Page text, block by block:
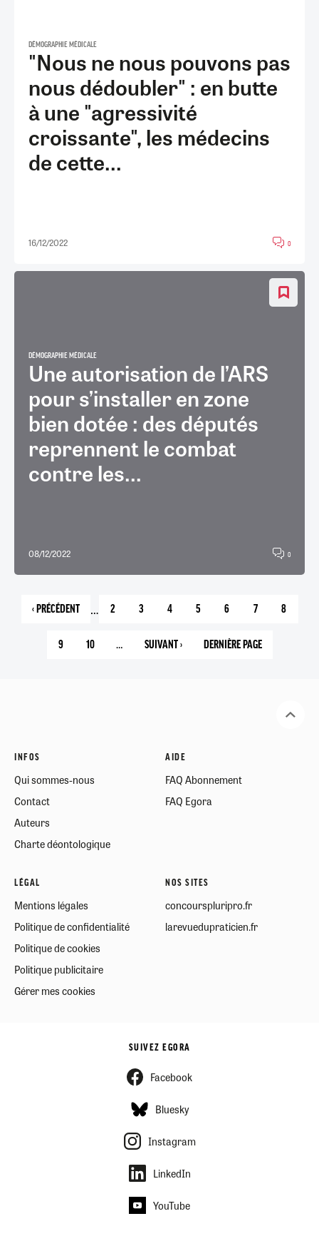
DÉMOGRAPHIE MÉDICALE
"Nous ne nous pouvons pas
nous dédoubler" : en butte
à une "agressivité
croissante", les médecins
de cette...
16/12/2022 0
DÉMOGRAPHIE MÉDICALE
Une autorisation de l’ARS
pour s’installer en zone
bien dotée : des députés
reprennent le combat
contre les...
08/12/2022 0
PAGE
‹ PRÉCÉDENT … PAGE
2 PAGE
3 PAGE
4 PAGE
5
PAGE
6 PAGE
7 PAGE
8
PAGE
9 PAGE
10 …
PAGE
SUIVANT › DERNIÈRE PAGE
22
INFOS
Qui sommes-nous
Contact
Auteurs
Charte déontologique
AIDE
FAQ Abonnement
FAQ Egora
LÉGAL
Mentions légales
Politique de confidentialité
Politique de cookies
Politique publicitaire
Gérer mes cookies
NOS SITES
concourspluripro.fr
larevuedupraticien.fr
SUIVEZ EGORA
Facebook
Bluesky
Instagram
LinkedIn
YouTube